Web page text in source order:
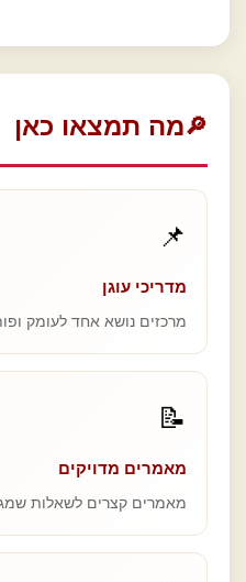
🔎מה תמצאו כאן
📌
מדריכי עוגן
מרכזים נושא אחד לעומק
📝
מאמרים מדויקים
מאמרים קצרים לשאלות